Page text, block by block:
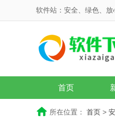
软件站：安全、绿色、放
首页
所在位置： 首页 >